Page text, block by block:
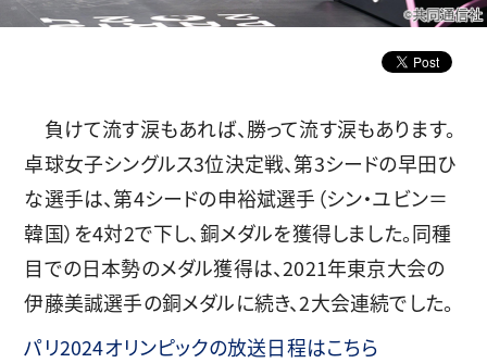
負けて流す涙もあれば、勝って流す涙もあります。
卓球女子シングルス3位決定戦、第3シードの早田ひ
な選手は、第4シードの申裕斌選手（シン・ユビン＝
韓国）を4対2で下し、銅メダルを獲得しました。同種
目での日本勢のメダル獲得は、2021年東京大会の
伊藤美誠選手の銅メダルに続き、2大会連続でした。
パリ2024オリンピックの放送日程はこちら